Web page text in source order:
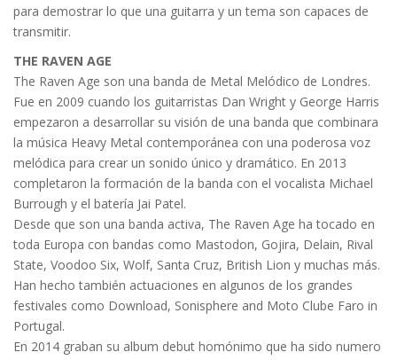
para demostrar lo que una guitarra y un tema son capaces de
transmitir.
THE RAVEN AGE
The Raven Age son una banda de Metal Melódico de Londres.
Fue en 2009 cuando los guitarristas Dan Wright y George Harris
empezaron a desarrollar su visión de una banda que combinara
la música Heavy Metal contemporánea con una poderosa voz
melódica para crear un sonido único y dramático. En 2013
completaron la formación de la banda con el vocalista Michael
Burrough y el batería Jai Patel.
Desde que son una banda activa, The Raven Age ha tocado en
toda Europa con bandas como Mastodon, Gojira, Delain, Rival
State, Voodoo Six, Wolf, Santa Cruz, British Lion y muchas más.
Han hecho también actuaciones en algunos de los grandes
festivales como Download, Sonisphere and Moto Clube Faro in
Portugal.
En 2014 graban su album debut homónimo que ha sido numero